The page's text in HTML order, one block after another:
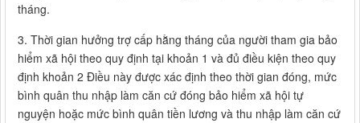
tháng.
3. Thời gian hưởng trợ cấp hằng tháng của người tham gia bảo
hiểm xã hội theo quy định tại khoản 1 và đủ điều kiện theo quy
định khoản 2 Điều này được xác định theo thời gian đóng, mức
bình quân thu nhập làm căn cứ đóng bảo hiểm xã hội tự
nguyện hoặc mức bình quân tiền lương và thu nhập làm căn cứ